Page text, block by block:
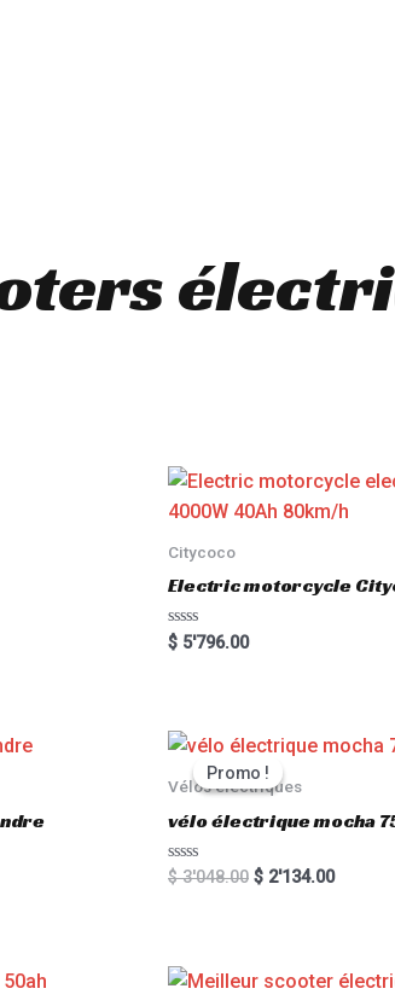
Citycoco
Electric motorcycle
R
a
o
u
o
f
$ 5'796.00
Promo !
Promo !
Vélos électriques
vélo électrique mocha
R
a
o
u
$3'048.00 $ 2'134.00